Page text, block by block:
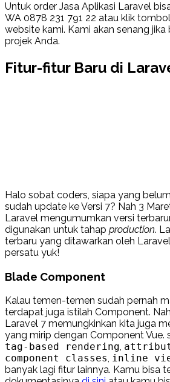
Untuk order Jasa Aplikasi Laravel
WA 0878 231 791 22 atau klik
website kami. Kami akan senang
projek Anda.
Fitur-fitur Baru di
Halo sobat coders, siapa yang
sudah update ke Versi 7? Nah 3
Laravel mengumumkan versi
digunakan untuk tahap production.
terbaru yang ditawarkan oleh
persatu yuk!
Blade Component
Kalau temen-temen sudah pernah
terdapat juga istilah Component.
Laravel 7 memungkinkan kita juga
yang mirip dengan Component Vue.
tag-based rendering
component classes inline
banyak lagi fitur lainnya. Kamu bisa